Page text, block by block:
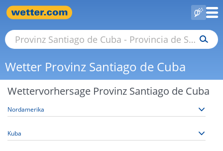
Wetter Provinz Santiago de Cuba
Wettervorhersage Provinz Santiago de Cuba